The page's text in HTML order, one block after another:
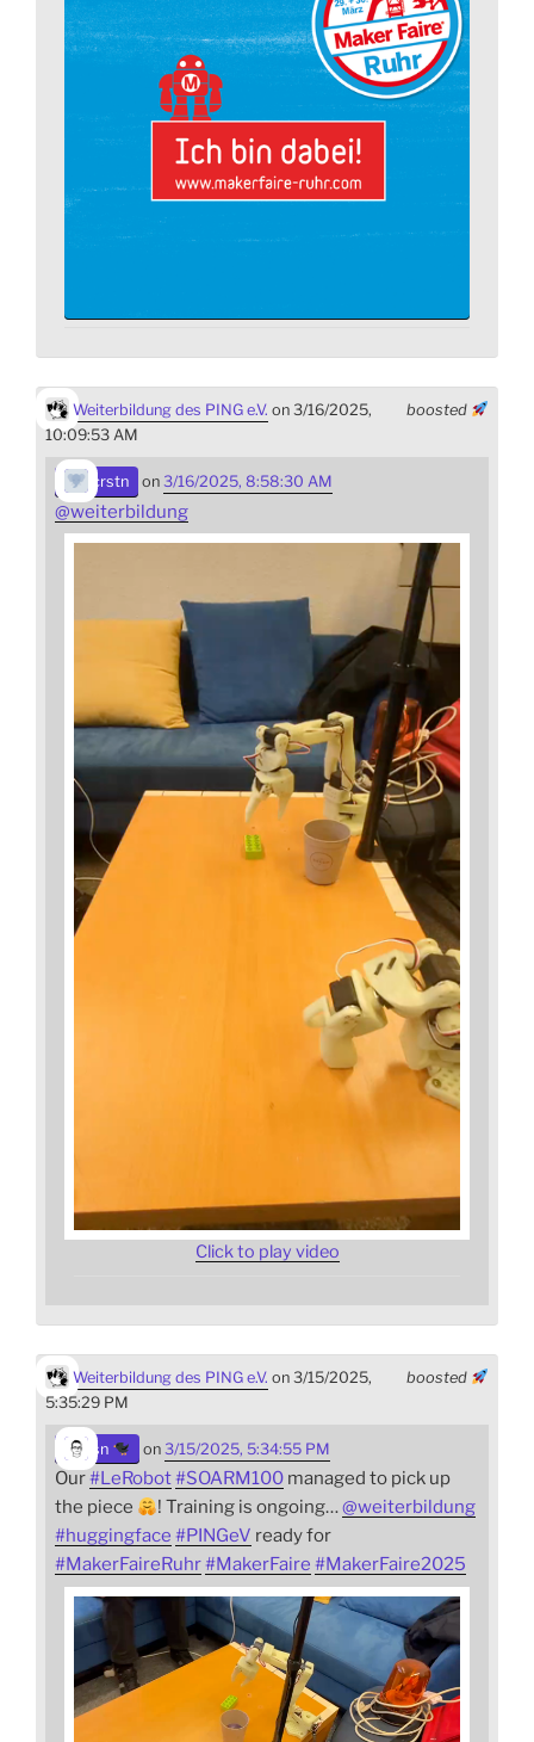
boosted
Weiterbildung des PING e.V. on 3/16/2025,
10:09:53 AM
crstn on 3/16/2025, 8:58:30 AM
@weiterbildung
Click to play video
boosted
Weiterbildung des PING e.V. on 3/15/2025,
5:35:29 PM
sn on 3/15/2025, 5:34:55 PM
Our#LeRobot#SOARM100 managed to pick up
the piece
! Training is ongoing…@weiterbildung
#huggingface #PINGeV ready for
#MakerFaireRuhr#MakerFaire #MakerFaire2025